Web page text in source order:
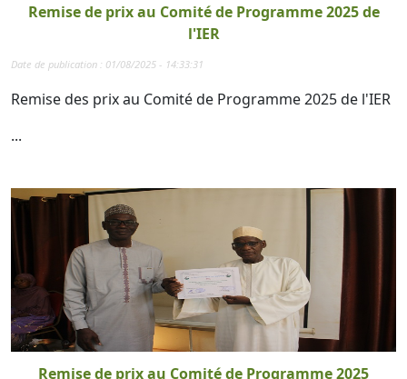
Remise de prix au Comité de Programme 2025 de
l'IER
Date de publication : 01/08/2025 - 14:33:31
Remise des prix au Comité de Programme 2025 de l'IER
...
Remise de prix au Comité de Programme 2025